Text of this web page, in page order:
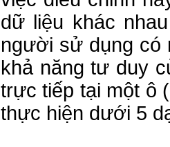
dữ liệu khác
người sử dụng có
khả năng tư duy
trực tiếp tại một ô
thực hiện dưới 5